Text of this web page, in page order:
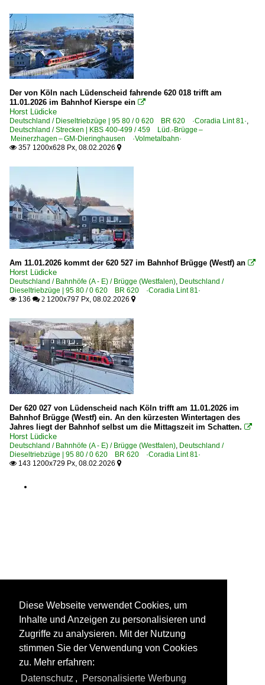
Der von Köln nach Lüdenscheid fahrende 620 018 trifft am
11.01.2026 im Bahnhof Kierspe ein 
Horst Lüdicke
Deutschland / Dieseltriebzüge | 95 80 / 0 620 BR 620 ·Coradia Lint 81·,
Deutschland / Strecken | KBS 400-499 / 459 Lüd.-Brügge –
Meinerzhagen – GM-Dieringhausen ·Volmetalbahn·
 357 1200x628 Px, 08.02.2026 
Am 11.01.2026 kommt der 620 527 im Bahnhof Brügge (Westf) an 
Horst Lüdicke
Deutschland / Bahnhöfe (A - E) / Brügge (Westfalen), Deutschland /
Dieseltriebzüge | 95 80 / 0 620 BR 620 ·Coradia Lint 81·
 136  2 1200x797 Px, 08.02.2026 
Der 620 027 von Lüdenscheid nach Köln trifft am 11.01.2026 im
Bahnhof Brügge (Westf) ein. An den kürzesten Wintertagen des
Jahres liegt der Bahnhof selbst um die Mittagszeit im Schatten. 
Horst Lüdicke
Deutschland / Bahnhöfe (A - E) / Brügge (Westfalen), Deutschland /
Dieseltriebzüge | 95 80 / 0 620 BR 620 ·Coradia Lint 81·
 143 1200x729 Px, 08.02.2026 
Diese Webseite verwendet Cookies, um
Inhalte und Anzeigen zu personalisieren und
Zugriffe zu analysieren. Mit der Nutzung
stimmen Sie der Verwendung von Cookies
zu. Mehr erfahren:
Datenschutz , Personalisierte Werbung